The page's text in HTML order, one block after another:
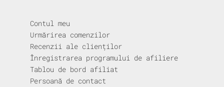
Contul meu
Urmărirea comenzilor
Recenzii ale clienților
Înregistrarea programului de afiliere
Tablou de bord afiliat
Persoană de contact